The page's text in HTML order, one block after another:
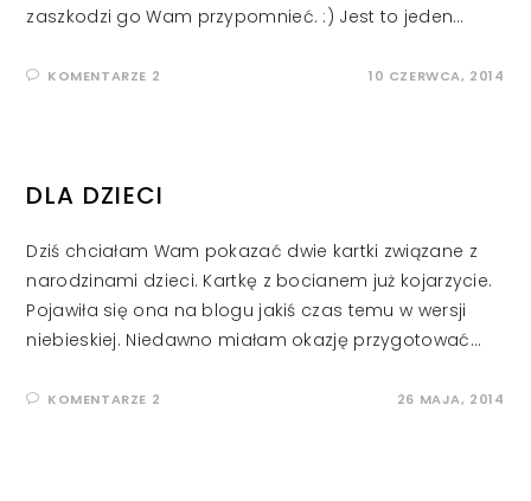
zaszkodzi go Wam przypomnieć. :) Jest to jeden…
KOMENTARZE 2 10 CZERWCA, 2014
DLA DZIECI
Dziś chciałam Wam pokazać dwie kartki związane z
narodzinami dzieci. Kartkę z bocianem już kojarzycie.
Pojawiła się ona na blogu jakiś czas temu w wersji
niebieskiej. Niedawno miałam okazję przygotować…
KOMENTARZE 2 26 MAJA, 2014